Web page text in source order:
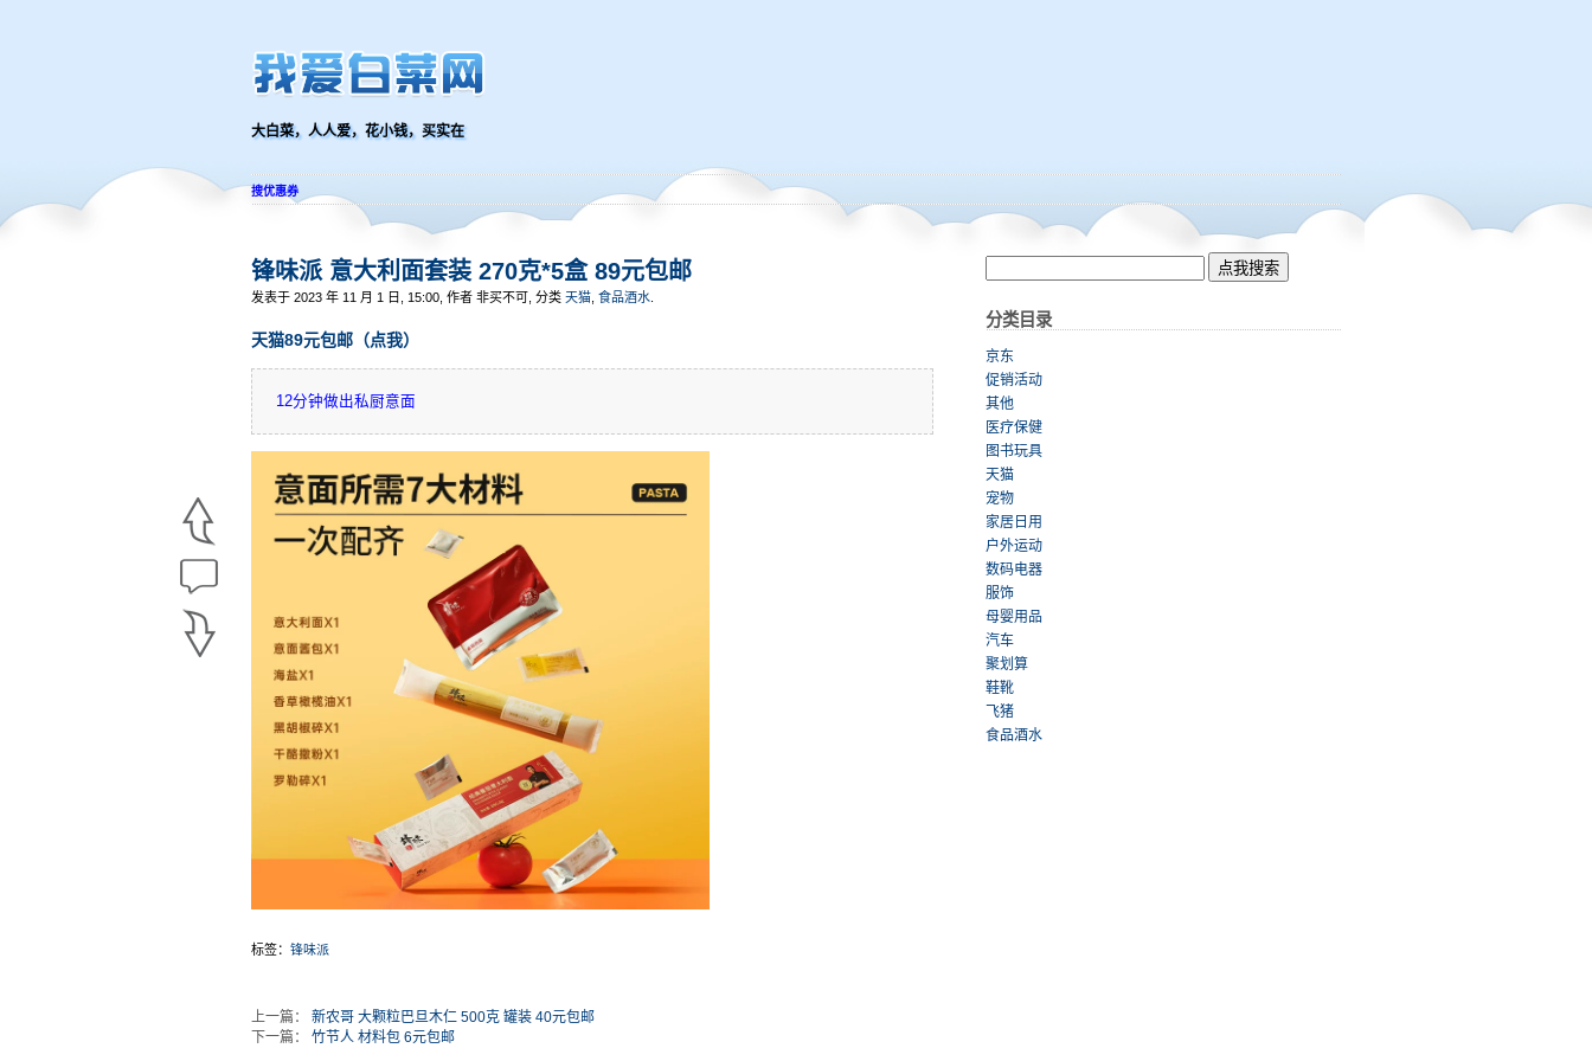
大白菜，人人爱，花小钱，买实在
搜优惠券
锋味派 意大利面套装 270克*5盒 89元包邮
发表于 2023 年 11 月 1 日, 15:00, 作者 非买不可, 分类 天猫 食品酒水
天猫89元包邮（点我）
12分钟做出私厨意面
标签： 锋味派
上一篇： 新农哥 大颗粒巴旦木仁 500克 罐装 40元包邮
下一篇： 竹节人 材料包 6元包邮
分类目录
京东
促销活动
其他
医疗保健
图书玩具
天猫
宠物
家居日用
户外运动
数码电器
服饰
母婴用品
汽车
聚划算
鞋靴
飞猪
食品酒水